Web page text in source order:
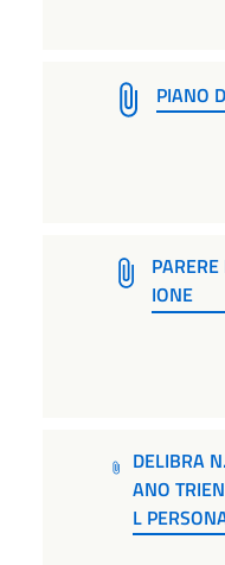
PIANO
IONE
DELIBRA
ANO
L